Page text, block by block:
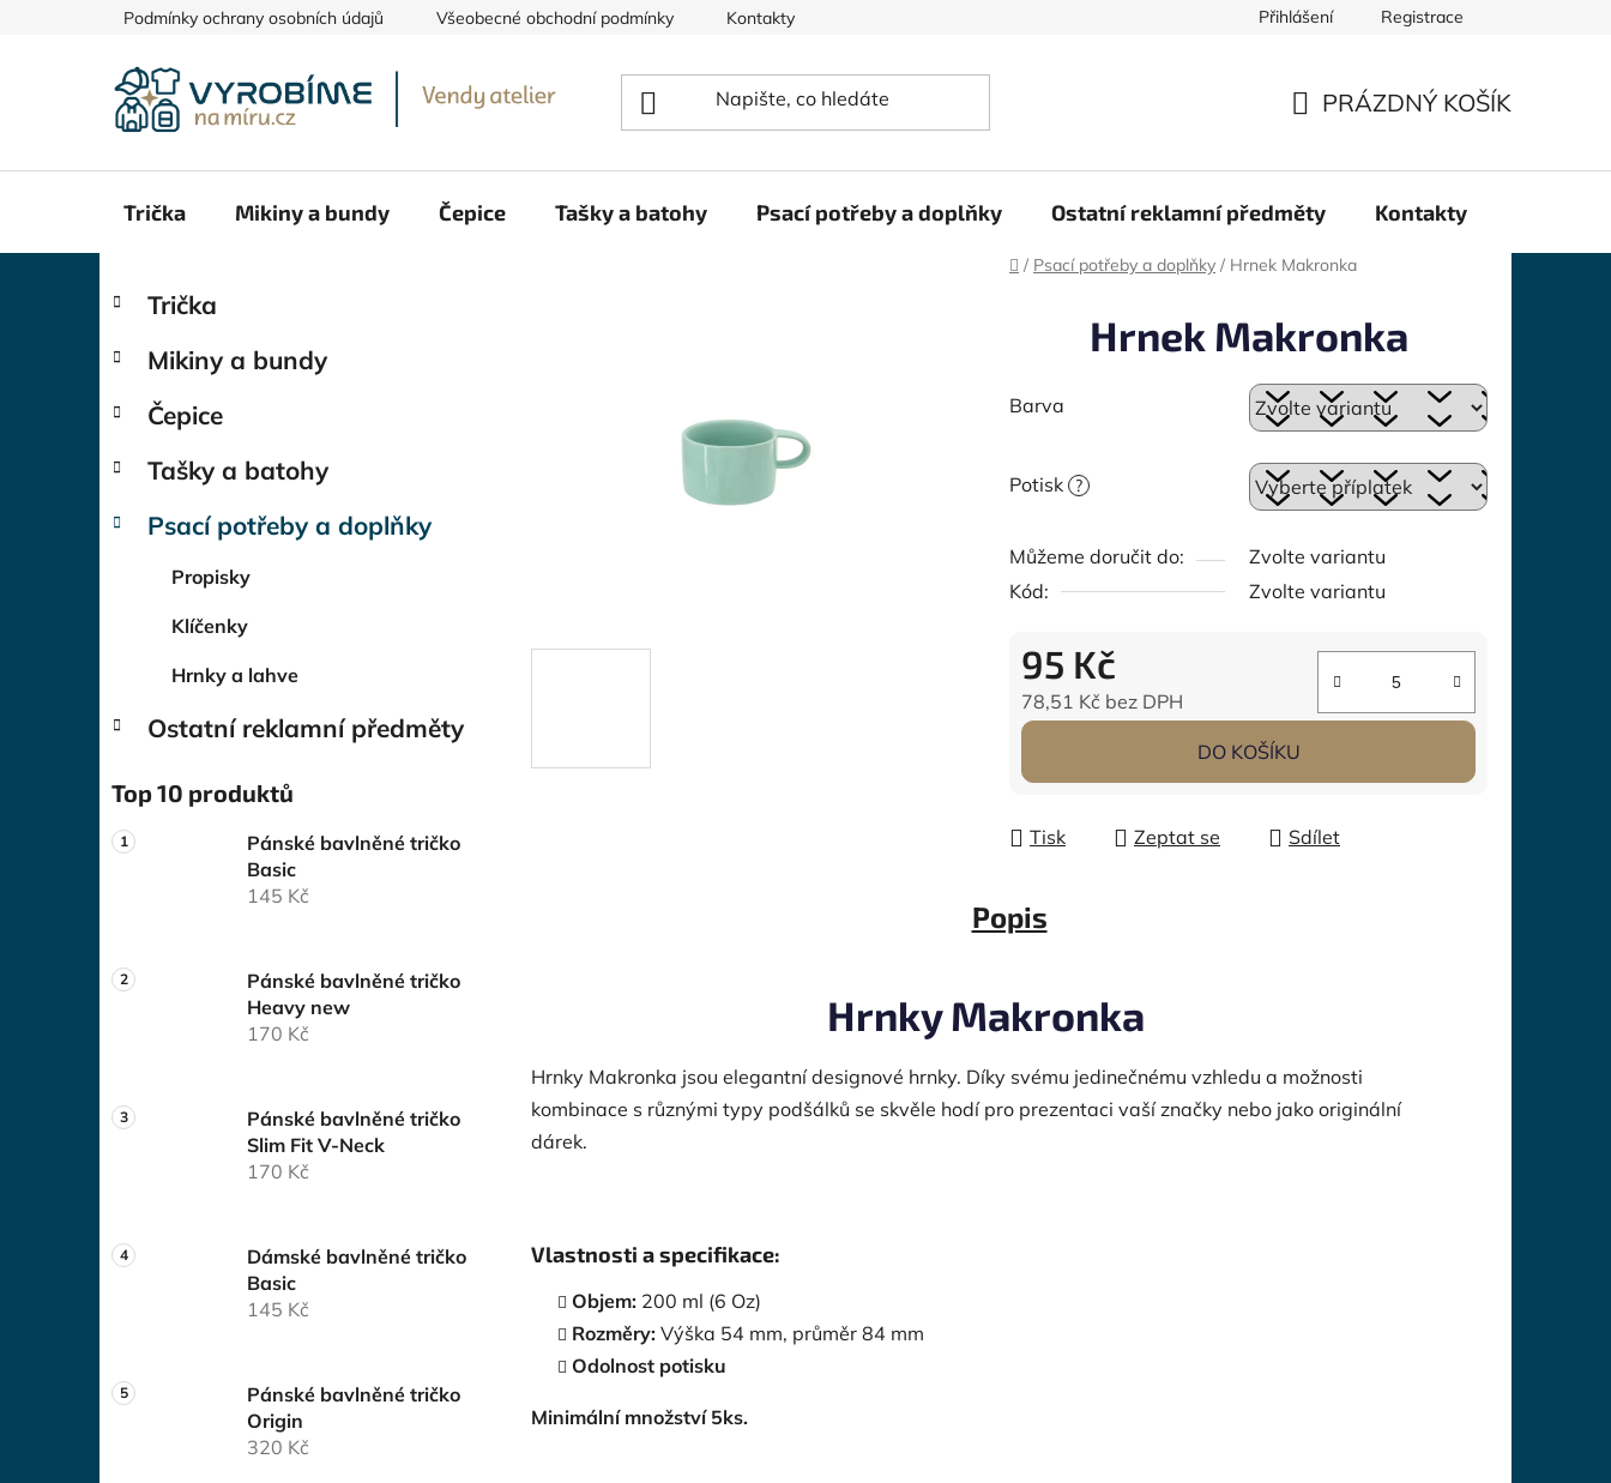
Podmínky ochrany osobních údajů Všeobecné obchodní podmínky Kontakty Přihlášení Registrace
PRÁZDNÝ KOŠÍK
Trička Mikiny a bundy Čepice Tašky a batohy Psací potřeby a doplňky Ostatní reklamní předměty Kontakty
Domů
/ Psací potřeby a doplňky / Hrnek Makronka
P
n
n
Přeskočit
kategorie
K
a
e
o
i
Trička
Mikiny a bundy
Čepice
Tašky a batohy
Psací potřeby a doplňky
Propisky
Klíčenky
Hrnky a lahve
Ostatní reklamní předměty
Top 10 produktů
Pánské bavlněné tričko
Basic
145 Kč
Pánské bavlněné tričko
Heavy new
170 Kč
Pánské bavlněné tričko
Slim Fit V-Neck
170 Kč
Dámské bavlněné tričko
Basic
145 Kč
Pánské bavlněné tričko
Origin
320 Kč
Hrnek Makronka
Barva
Potisk ?
Můžeme doručit do:
Zvolte variantu
Kód:
Zvolte variantu
95 Kč
78,51 Kč bez DPH
Měrná cena:
DO KOŠÍKU
Tisk Zeptat se Sdílet
Popis
Hrnky Makronka
Hrnky Makronka jsou elegantní designové hrnky. Díky svému jedinečnému vzhledu a možnosti
kombinace s různými typy podšálků se skvěle hodí pro prezentaci vaší značky nebo jako originální
dárek.
Vlastnosti a specifikace:
Objem: 200 ml (6 Oz)
Rozměry: Výška 54 mm, průměr 84 mm
Odolnost potisku
Minimální množství 5ks.